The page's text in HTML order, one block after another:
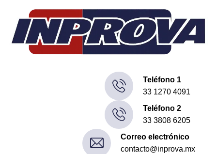
Teléfono 1
33 1270 4091
Teléfono 2
33 3808 6205
Correo electrónico
contacto@inprova.mx